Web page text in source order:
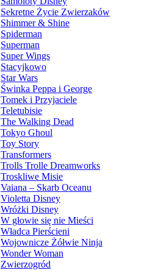
Sekretne Życie Zwierzaków
Shimmer & Shine
Spiderman
Superman
Super Wings
Stacyjkowo
Star Wars
Świnka Peppa i George
Tomek i Przyjaciele
Teletubisie
The Walking Dead
Tokyo Ghoul
Toy Story
Transformers
Trolls Trolle Dreamworks
Troskliwe Misie
Vaiana – Skarb Oceanu
Violetta Disney
Wróżki Disney
W głowie się nie Mieści
Władca Pierścieni
Wojownicze Żółwie Ninja
Wonder Woman
Zwierzogród